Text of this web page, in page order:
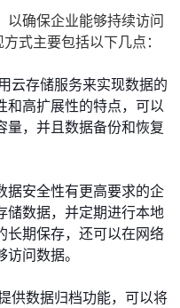
以确保企业能够持续访问
式主要包括以下几点：
云存储服务来实现数据的
和高扩展性的特点，可以
量，并且数据备份和恢复
据安全性有更高要求的企
储数据，并定期进行本地
长期保存，还可以在网络
问数据。
供数据归档功能，可以将